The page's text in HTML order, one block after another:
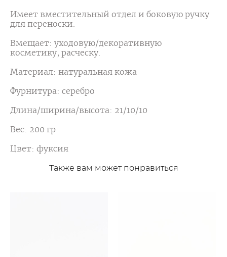
Имеет вместительный отдел и боковую ручку
для переноски.
Вмещает: уходовую/декоративную
косметику, расческу.
Материал: натуральная кожа
Фурнитура: серебро
Длина/ширина/высота: 21/10/10
Вес: 200 гр
Цвет: фуксия
Также вам может понравиться